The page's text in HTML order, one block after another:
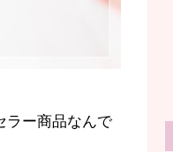
ラー商品なんで